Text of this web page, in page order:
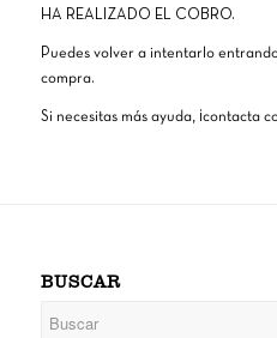
HA REALIZADO EL COBRO.
Puedes volver a intentarlo
compra.
Si necesitas más ayuda, ¡contacta
BUSCAR